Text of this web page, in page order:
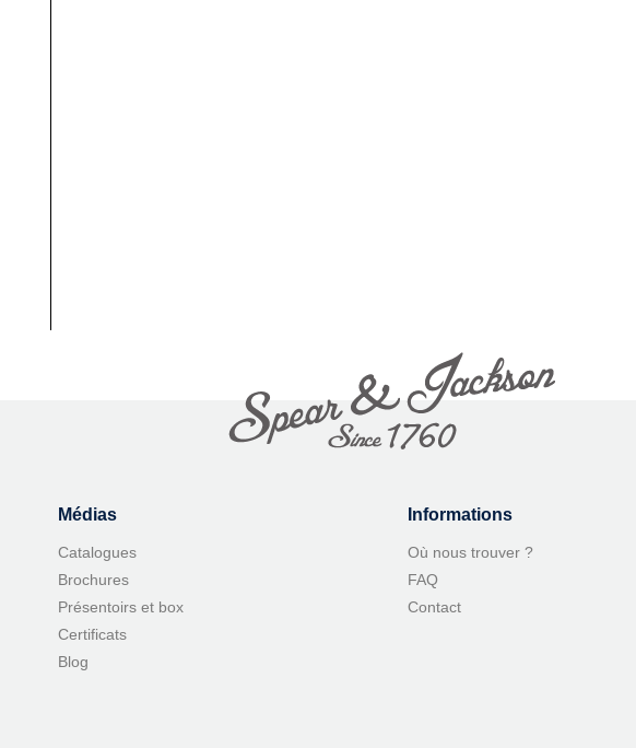
Médias
Catalogues
Brochures
Présentoirs et box
Certificats
Blog
Informations
Où nous trouver ?
FAQ
Contact